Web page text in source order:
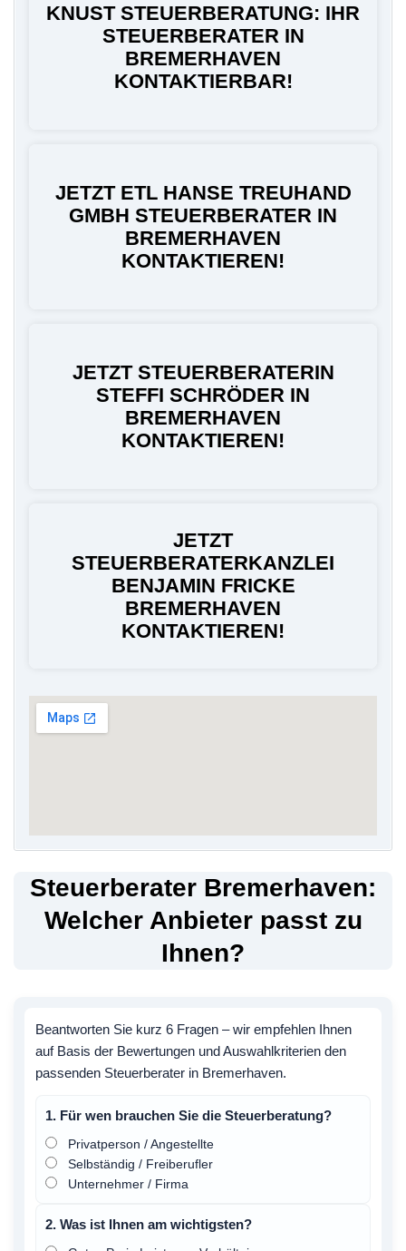
KNUST STEUERBERATUNG: IHR
STEUERBERATER IN
BREMERHAVEN
KONTAKTIERBAR!
JETZT ETL HANSE TREUHAND
GMBH STEUERBERATER IN
BREMERHAVEN
KONTAKTIEREN!
JETZT STEUERBERATERIN
STEFFI SCHRÖDER IN
BREMERHAVEN
KONTAKTIEREN!
JETZT
STEUERBERATERKANZLEI
BENJAMIN FRICKE
BREMERHAVEN
KONTAKTIEREN!
Steuerberater Bremerhaven:
Welcher Anbieter passt zu
Ihnen?
Beantworten Sie kurz 6 Fragen – wir empfehlen Ihnen
auf Basis der Bewertungen und Auswahlkriterien den
passenden Steuerberater in Bremerhaven.
1. Für wen brauchen Sie die Steuerberatung?
Privatperson / Angestellte
Selbständig / Freiberufler
Unternehmer / Firma
2. Was ist Ihnen am wichtigsten?